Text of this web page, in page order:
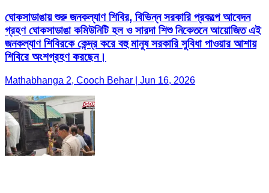
ঘোকসাডাঙায় শুরু জনকল্যাণ শিবির, বিভিন্ন সরকারি প্রকল্পে আবেদন
গ্রহণ ঘোকসাডাঙা কমিউনিটি হল ও সারদা শিশু নিকেতনে আয়োজিত এই
জনকল্যাণ শিবিরকে কেন্দ্র করে বহু মানুষ সরকারি সুবিধা পাওয়ার আশায়
শিবিরে অংশগ্রহণ করছেন।
Mathabhanga 2, Cooch Behar | Jun 16, 2026